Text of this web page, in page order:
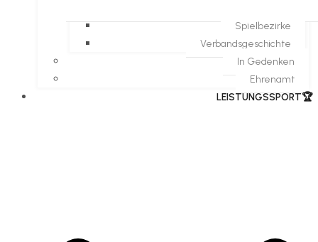
Spielbezirke
Verbandsgeschichte
In Gedenken
Ehrenamt
​LEISTUNGSSPORT🏆